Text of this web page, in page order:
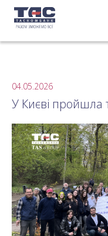
04.05.2026
У Києві